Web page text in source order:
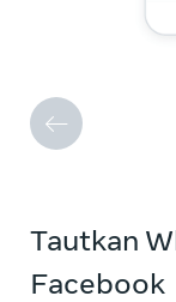
Tautkan
Facebook